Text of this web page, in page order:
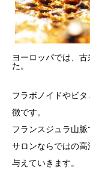
ヨーロッパでは、
た。
フラボノイドやビ
徴です。
フランスジュラ山脈
サロンならではの
与えていきます。